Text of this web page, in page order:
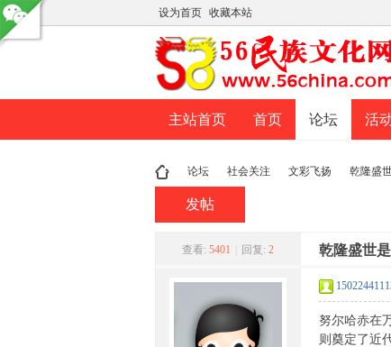
设为首页 收藏本站
主站首页 首页 论坛 活
论坛
›
社会关注
›
文彩飞扬
›
乾隆盛
发帖
查看: 5401 回复: 2 乾隆盛世
努尔哈赤在
则奠定了近